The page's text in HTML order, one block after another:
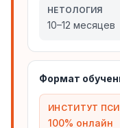
НЕТОЛОГИЯ
10–12 месяцев
Формат
ИНСТИТУТ
100% онлайн